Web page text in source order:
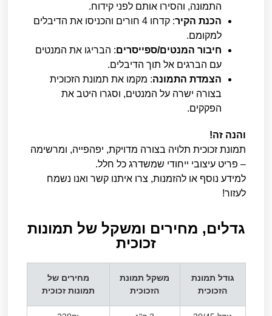
התמונה, והסירו אותם לפני קידוח.
הכנת הקיר
: קדחו 4 חורים והכניסו את הדיבלים
למקומם.
חיבור המנטים/ספייסרים: הבריגו את המנטים
עם הברגים אל תוך הדיבלים.
הצמדת התמונה: מקמו את תמונת הזכוכית
בצורה ישרה על המנטים, וסגרו היטב את
הפקקים.
והנה זה!
תמונת זכוכית תלויה בצורה מדויקת, יפהפייה, ומרשימה
– פריט עיצובי ייחודי שמשדרג כל חלל.
למידע נוסף או להזמנות, צרו איתנו קשר ואנו נשמח
לעזור!
גדלים, מחירים ומשקל של תמונות
זכוכית​
גודל תמונת
הזכוכית
משקל תמונת
הזכוכית
מחירים של
תמונות זכוכית